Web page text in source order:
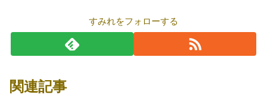
すみれをフォローする
関連記事